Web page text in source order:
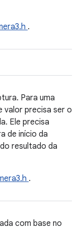
.
Para uma
valor precisa ser o
Ele precisa
de início da
resultado da
.
com base no